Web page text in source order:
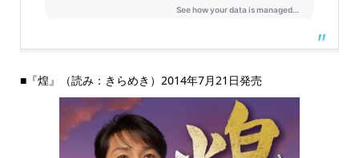
■『煌』（読み：きらめき）2014年7月21日発売